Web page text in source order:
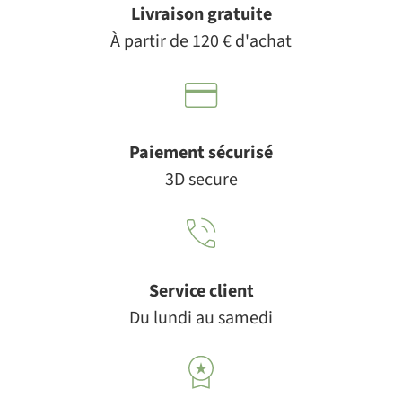
Livraison gratuite
À partir de 120 € d'achat
Paiement sécurisé
3D secure
Service client
Du lundi au samedi